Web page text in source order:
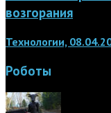
возгорания
Технологии,
Роботы